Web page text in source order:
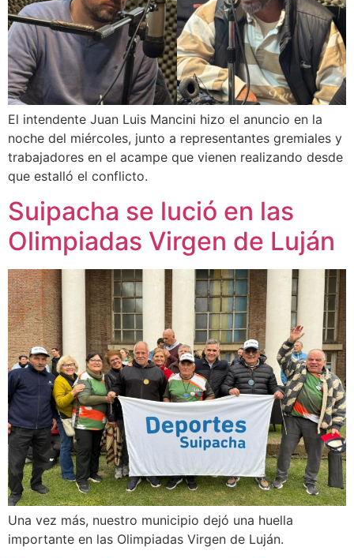
El intendente Juan Luis Mancini hizo el anuncio en la
noche del miércoles, junto a representantes gremiales y
trabajadores en el acampe que vienen realizando desde
que estalló el conflicto.
Suipacha se lució en las
Olimpiadas Virgen de Luján
Una vez más, nuestro municipio dejó una huella
importante en las Olimpiadas Virgen de Luján.